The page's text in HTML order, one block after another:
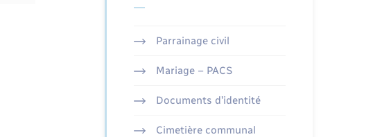
Parrainage civil
Mariage – PACS
Documents d’identité
Cimetière communal